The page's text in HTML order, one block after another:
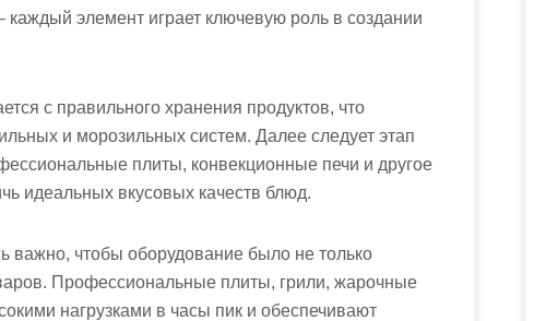
элемент играет ключевую роль в создании
с правильного хранения продуктов, что
и морозильных систем. Далее следует этап
плиты, конвекционные печи и другое
идеальных вкусовых качеств блюд.
важно, чтобы оборудование было не только
Профессиональные плиты, грили, жарочные
нагрузками в часы пик и обеспечивают